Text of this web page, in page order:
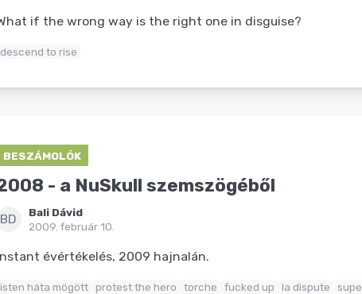
if the wrong way is the right one in disguise?
descend to rise
BESZÁMOLÓK
- a NuSkull szemszögéből
BD
Bali Dávid
2009. február 10.
évértékelés, 2009 hajnalán.
isten háta mögött protest the hero torche fucked up la dispute